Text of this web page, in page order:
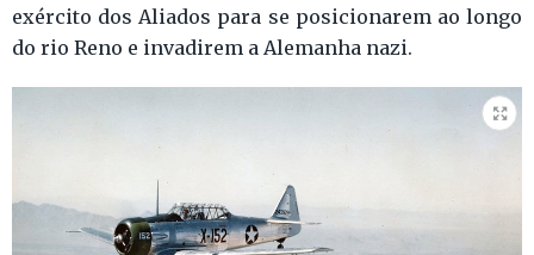
exército dos Aliados para se posicionarem ao longo
do rio Reno e invadirem a Alemanha nazi.